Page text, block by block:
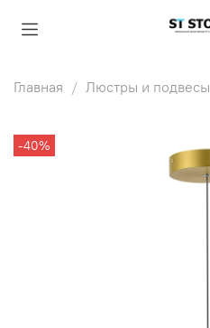
Главная Люстры и подвесы
-40%